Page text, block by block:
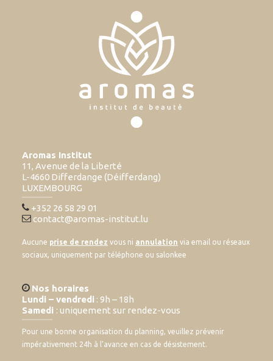
Aromas Institut
11, Avenue de la Liberté
L-4660 Differdange (Déifferdang)
LUXEMBOURG
+352 26 58 29 01
contact@aromas-institut.lu
Aucune prise de rendez vous ni annulation via email ou réseaux
sociaux, uniquement par téléphone ou salonkee
Nos horaires
Lundi – vendredi : 9h – 18h
Samedi : uniquement sur rendez-vous
Pour une bonne organisation du planning, veuillez prévenir
impérativement 24h à l’avance en cas de désistement.